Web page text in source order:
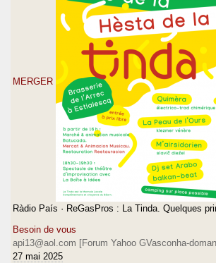
MERGER
Ràdio País · ReGasPros : La Tinda. Quelques
Besoin de vous
api13@aol.com [Forum Yahoo GVasconha-
27 mai 2025